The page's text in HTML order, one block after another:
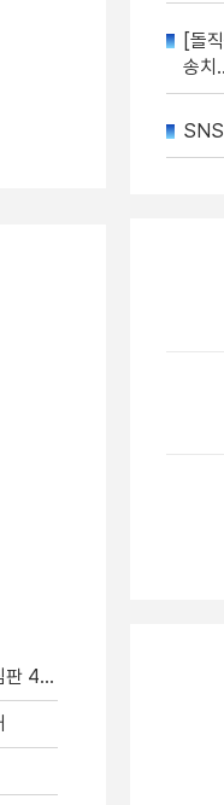
수”
[돌
송치
SNS